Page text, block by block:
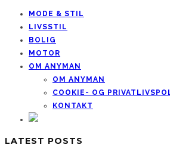
MODE & STIL
LIVSSTIL
BOLIG
MOTOR
OM ANYMAN
OM ANYMAN
COOKIE- OG
KONTAKT
LATEST POSTS